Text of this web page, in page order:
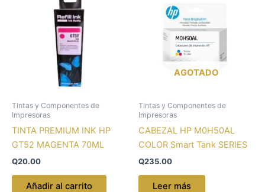
Tintas y Componentes de
Impresoras
TINTA PREMIUM INK HP
GT52 MAGENTA 70ML
Q20.00
Añadir al carrito
AGOTADO
Tintas y Componentes de
Impresoras
CABEZAL HP M0H50AL
COLOR Smart Tank SERIES
Q235.00
Leer más